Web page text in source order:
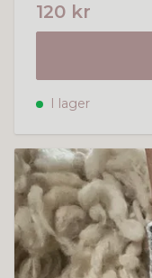
120 kr
I lager